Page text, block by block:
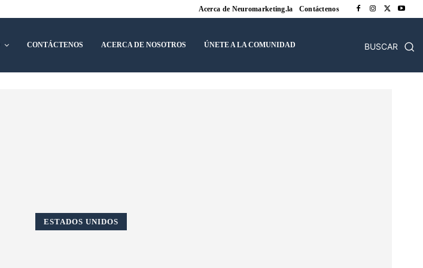
Acerca de Neuromarketing.la Contáctenos
CONTÁCTENOS ACERCA DE NOSOTROS ÚNETE A LA COMUNIDAD BUSCAR
ESTADOS UNIDOS